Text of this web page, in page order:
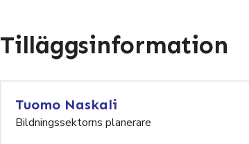
Tilläggsinformation
Tuomo Naskali
Bildningssektorns planerare